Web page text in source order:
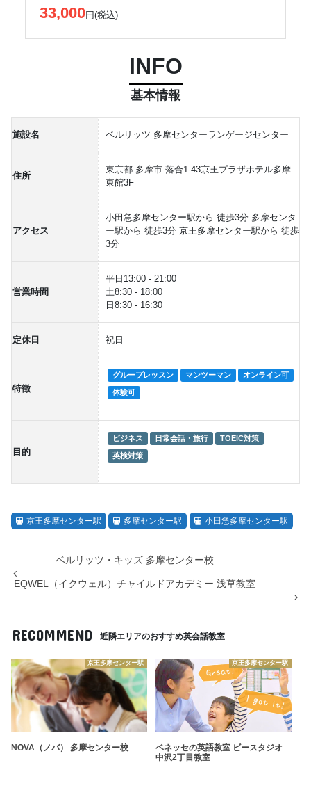
33,000円(税込)
INFO
基本情報
施設名 ベルリッツ 多摩センターランゲージセンター
住所
東京都 多摩市 落合1-43京王プラザホテル多摩
東館3F
アクセス
小田急多摩センター駅から 徒歩3分 多摩センタ
ー駅から 徒歩3分 京王多摩センター駅から 徒歩
3分
営業時間
平日13:00 - 21:00
土8:30 - 18:00
日8:30 - 16:30
定休日 祝日
特徴
グループレッスン マンツーマン オンライン可
体験可
目的
ビジネス 日常会話・旅行 TOEIC対策
英検対策
京王多摩センター駅 多摩センター駅 小田急多摩センター駅
ベルリッツ・キッズ 多摩センター校
EQWEL（イクウェル）チャイルドアカデミー 浅草教室
RECOMMEND 近隣エリアのおすすめ英会話教室
京王多摩センター駅
NOVA（ノバ） 多摩センター校
京王多摩センター駅
ベネッセの英語教室 ビースタジオ
中沢2丁目教室